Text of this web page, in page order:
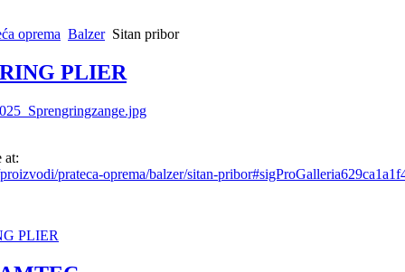
oprema Balzer Sitan pribor
PLIER
at:
prateca-oprema/balzer/sitan-
PLIER